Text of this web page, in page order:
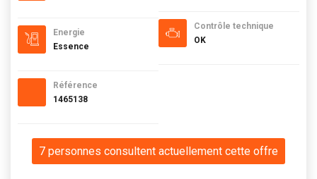
Energie
Essence
Référence
1465138
Contrôle technique
OK
7 personnes consultent actuellement cette offre